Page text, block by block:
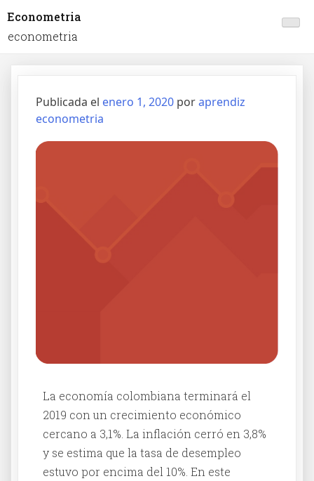
Econometria
econometria
Publicada el enero 1, 2020 poraprendiz
econometria
La economía colombiana terminará el
2019 con un crecimiento económico
cercano a 3,1%. La inflación cerró en 3,8%
y se estima que la tasa de desempleo
estuvo por encima del 10%. En este